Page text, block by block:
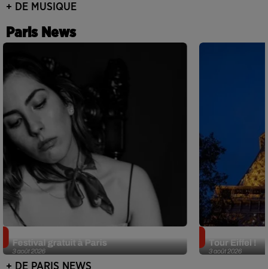
+ DE MUSIQUE
Paris News
3 août 2026
Festival gratuit à Paris
3 août 2026
Tour Eiffel !
+ DE PARIS NEWS